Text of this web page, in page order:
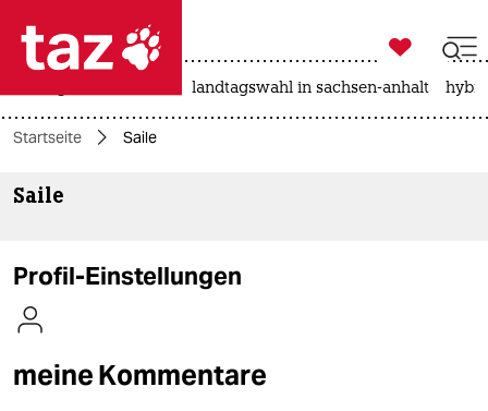

themen
kultur

taz zahl ich
landtagswahl in sachsen-anhalt
Startseite Saile
Saile
Profil-Einstellungen
meine Kommentare